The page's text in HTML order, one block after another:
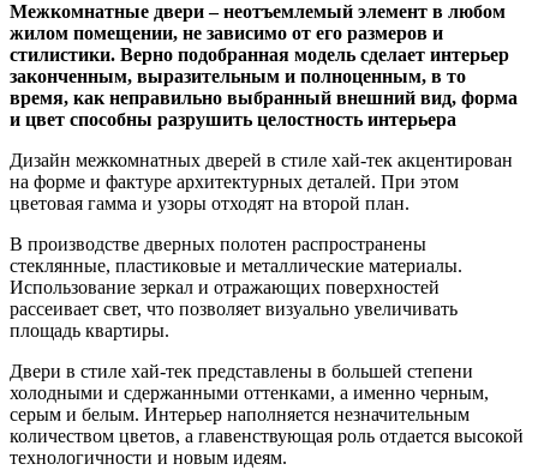
Межкомнатные двери – неотъемлемый элемент в любом
жилом помещении, не зависимо от его размеров и
стилистики. Верно подобранная модель сделает интерьер
законченным, выразительным и полноценным, в то
время, как неправильно выбранный внешний вид, форма
и цвет способны разрушить целостность интерьера
Дизайн межкомнатных дверей в стиле хай-тек акцентирован
на форме и фактуре архитектурных деталей. При этом
цветовая гамма и узоры отходят на второй план.
В производстве дверных полотен распространены
стеклянные, пластиковые и металлические материалы.
Использование зеркал и отражающих поверхностей
рассеивает свет, что позволяет визуально увеличивать
площадь квартиры.
Двери в стиле хай-тек представлены в большей степени
холодными и сдержанными оттенками, а именно черным,
серым и белым. Интерьер наполняется незначительным
количеством цветов, а главенствующая роль отдается высокой
технологичности и новым идеям.